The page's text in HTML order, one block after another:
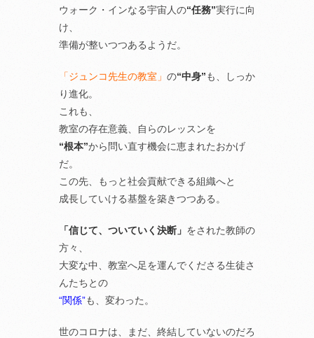
ウォーク・インなる宇宙人の“任務”実行に向
け、
準備が整いつつあるようだ。
「ジュンコ先生の教室」 の“中身”も、しっか
り進化。
これも、
教室の存在意義、自らのレッスンを
“根本”から問い直す機会に恵まれたおかげ
だ。
この先、もっと社会貢献できる組織へと
成長していける基盤を築きつつある。
「信じて、ついていく決断」 をされた教師の
方々、
大変な中、教室へ足を運んでくださる生徒さ
んたちとの
“関係”も、変わった。
世のコロナは、まだ、終結していないのだろ